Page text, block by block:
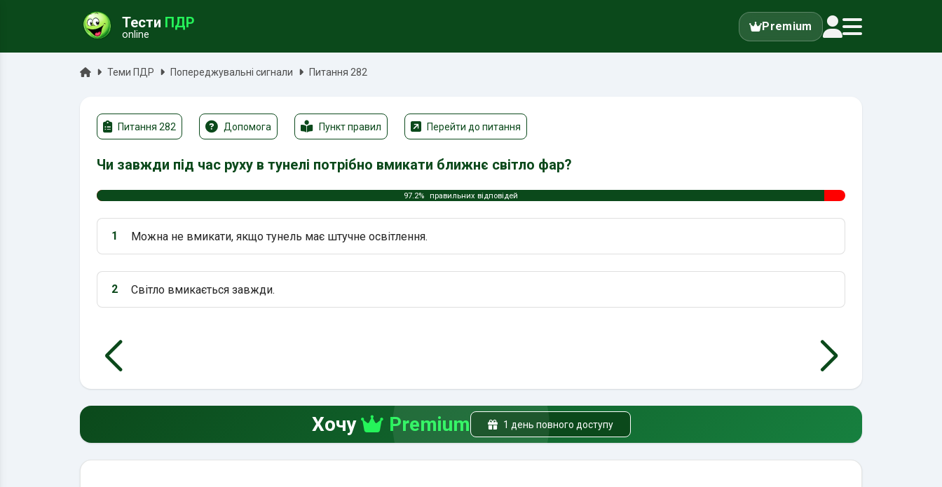
Тести ПДР
online
Premium
ГоловнаТеми ПДР Попереджувальні сигнали Питання 282
Питання 282 Допомога Пункт правил Перейти до питання
Чи завжди під час руху в тунелі потрібно вмикати ближнє світло фар?
97.2% правильних відповідей
Варіант 1:
1 Можна не вмикати, якщо тунель має штучне освітлення.
Варіант 2:
2 Світло вмикається завжди.
Хочу Premium 1 день повного доступу